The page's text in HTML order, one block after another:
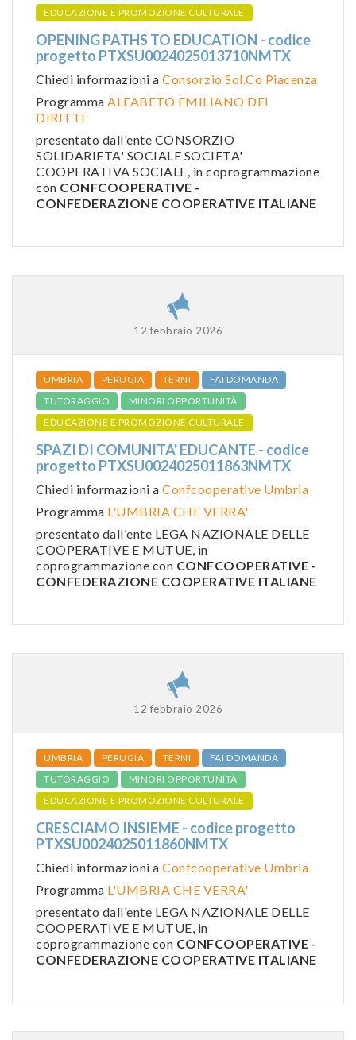
EDUCAZIONE E PROMOZIONE CULTURALE
OPENING PATHS TO EDUCATION - codice
progetto PTXSU0024025013710NMTX
Chiedi informazioni a Consorzio Sol.Co Piacenza
Programma ALFABETO EMILIANO DEI
DIRITTI
presentato dall'ente CONSORZIO
SOLIDARIETA' SOCIALE SOCIETA'
COOPERATIVA SOCIALE, in coprogrammazione
con CONFCOOPERATIVE -
CONFEDERAZIONE COOPERATIVE ITALIANE
12 febbraio 2026
UMBRIA PERUGIA TERNI
FAI DOMANDA
TUTORAGGIO
MINORI OPPORTUNITÀ
EDUCAZIONE E PROMOZIONE CULTURALE
SPAZI DI COMUNITA' EDUCANTE - codice
progetto PTXSU0024025011863NMTX
Chiedi informazioni a Confcooperative Umbria
Programma L'UMBRIA CHE VERRA'
presentato dall'ente LEGA NAZIONALE DELLE
COOPERATIVE E MUTUE, in
coprogrammazione con CONFCOOPERATIVE -
CONFEDERAZIONE COOPERATIVE ITALIANE
12 febbraio 2026
UMBRIA PERUGIA TERNI
FAI DOMANDA
TUTORAGGIO
MINORI OPPORTUNITÀ
EDUCAZIONE E PROMOZIONE CULTURALE
CRESCIAMO INSIEME - codice progetto
PTXSU0024025011860NMTX
Chiedi informazioni a Confcooperative Umbria
Programma L'UMBRIA CHE VERRA'
presentato dall'ente LEGA NAZIONALE DELLE
COOPERATIVE E MUTUE, in
coprogrammazione con CONFCOOPERATIVE -
CONFEDERAZIONE COOPERATIVE ITALIANE